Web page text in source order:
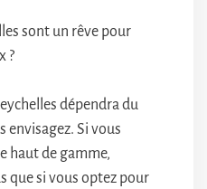
sont un rêve pour
?
dépendra du
envisagez. Si vous
haut de gamme,
que si vous optez pour